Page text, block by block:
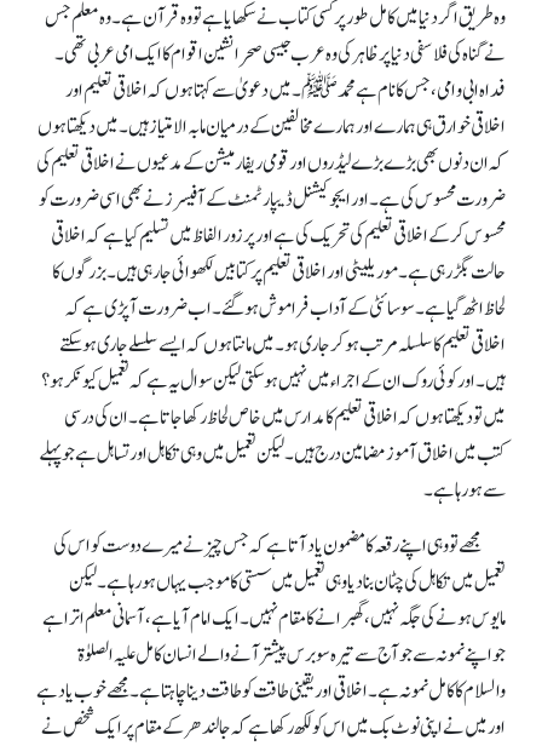
وہ طریق اگر دنیا میں کامل طور پر کسی کتاب نے سکھایا ہے تو وہ قرآن ہے۔ وہ معلم جس
نے گناہ کی فلاسفی دنیا پر ظاہر کی وہ عرب جیسی صحرا نشین اقوام کا ایک امی عربی تھی ۔
فداہ ابی و امی، جس کا نام ہے محمد ﷺ۔ میں دعویٰ سے کہتا ہوں کہ اخلاقی تعلیم اور
اخلاقی خوارق ہی ہمارے اور ہمارے مخالفین کے درمیان ما بہ الامتیاز ہیں۔ میں دیکھتا ہوں
کہ ان دنوں بھی بڑے بڑے لیڈروں اور قومی ریفارمیشن کے مدعیوں نے اخلاقی تعلیم کی
ضرورت محسوس کی ہے۔ اور ایجوکیشنل ڈیپارٹمنٹ کے آفیسرز نے بھی اسی ضرورت کو
محسوس کر کے اخلاقی تعلیم کی تحریک کی ہے اور پرزور الفاظ میں تسلیم کیا ہے کہ اخلاقی
حالت بگڑ رہی ہے۔ موریلیٹی اور اخلاقی تعلیم پر کتابیں لکھوائی جا رہی ہیں۔بزرگوں کا
لحاظ اٹھ گیا ہے ۔سوسائٹی کے آداب فراموش ہو گئے ۔ اب ضرورت آ پڑی ہے کہ
اخلاقی تعلیم کا سلسلہ مرتب ہو کر جاری ہو۔ میں مانتا ہوں کہ ایسے سلسلے جاری ہو سکتے
ہیں۔ اور کوئی روک ان کے اجراء میں نہیں ہو سکتی لیکن سوال یہ ہے کہ تعمیل کیونکر ہو؟
میں تو دیکھتا ہوں کہ اخلاقی تعلیم کا مدارس میں خاص لحاظ رکھا جاتا ہے۔ ان کی درسی
کتب میں اخلاق آموز مضامین درج ہیں۔ لیکن تعمیل میں وہی تکاہل اور تساہل ہے جو پہلے
سے ہو رہا ہے۔
مجھے تو وہی اپنے رقعہ کا مضمون یاد آتا ہے کہ جس چیز نے میرے دوست کو اس کی
تعمیل میں تکاہل کی چٹان بنا دیا وہی تعمیل میں سستی کا موجب یہاں ہو رہا ہے۔ لیکن
مایوس ہونے کی جگہ نہیں ، گھبرانے کا مقام نہیں۔ ایک امام آیا ہے، آسمانی معلم اترا ہے
جو اپنے نمونہ سے جو آج سے تیرہ سوبر س پیشتر آنے والے انسان کامل علیہ الصلوٰۃ
والسلام کا کامل نمونہ ہے۔ اخلاقی اور یقینی طاقت کو طاقت دینا چاہتا ہے۔ مجھے خوب یاد ہے
اور میں نے اپنی نوٹ بک میں اس کو لکھ رکھا ہے کہ جالندھر کے مقام پر ایک شخص نے